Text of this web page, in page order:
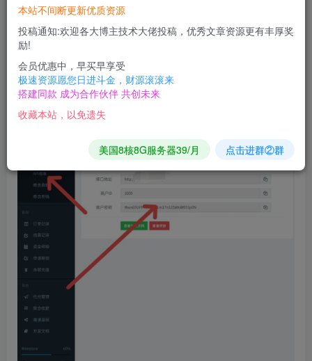
下面详解支付配置教程。首先打开易支付后台，点击用
户资料-复制接口地址-商户Id 密钥-到分站后台支付设置
里的易支付设置-填写对应的内容。
本站不间断更新优质资源
投稿通知:欢迎各大博主技术大佬投稿，优秀文章资源更有丰厚奖
励!
会员优惠中，早买早享受
极速资源愿您日进斗金，财源滚滚来
搭建同款 成为合作伙伴 共创未来
收藏本站，以免遗失
美国8核8G服务器39/月 点击进群②群